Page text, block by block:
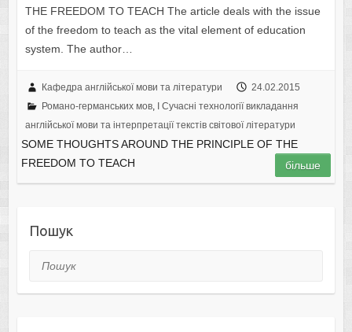
THE FREEDOM TO TEACH The article deals with the issue
of the freedom to teach as the vital element of education
system. The author…
Кафедра англійської мови та літератури
24.02.2015
Романо-германських мов,
I Cучасні технології викладання
англійської мови та інтерпретації текстів світової літератури
SOME THOUGHTS AROUND THE PRINCIPLE OF THE
FREEDOM TO TEACH
більше
Пошук
Пошук